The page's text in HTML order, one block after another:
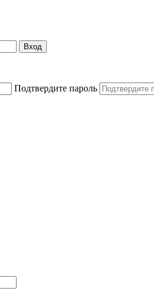
Вход
Подтвердите пароль